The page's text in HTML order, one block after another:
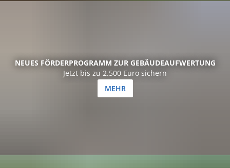
NEUES FÖRDERPROGRAMM ZUR GEBÄUDEAUFWERTUNG
Jetzt bis zu 2.500 Euro sichern
MEHR